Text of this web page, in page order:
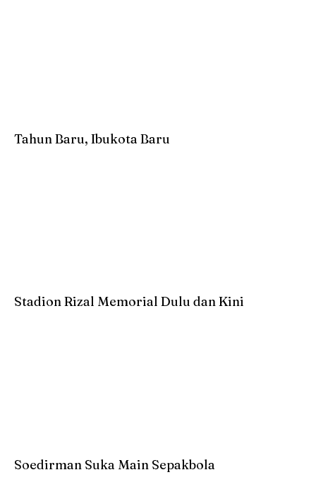
Tahun Baru, Ibukota Baru
Stadion Rizal Memorial Dulu dan Kini
Soedirman Suka Main Sepakbola